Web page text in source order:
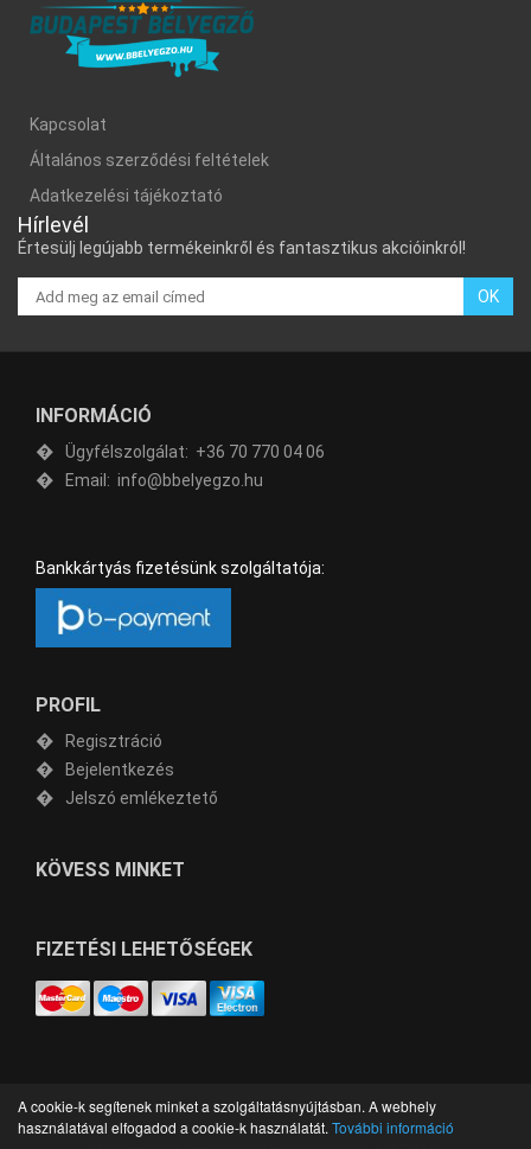
A cookie-k segítenek minket a szolgáltatásnyújtásban. A webhely
használatával elfogadod a cookie-k használatát. További információ
Kapcsolat
Általános szerződési feltételek
Adatkezelési tájékoztató
Hírlevél
Értesülj legújabb termékeinkről és fantasztikus akcióinkról!
OK
INFORMÁCIÓ
Ügyfélszolgálat: +36 70 770 04 06
Email: info@bbelyegzo.hu
Bankkártyás fizetésünk szolgáltatója:
PROFIL
Regisztráció
Bejelentkezés
Jelszó emlékeztető
KÖVESS MINKET
FIZETÉSI LEHETŐSÉGEK